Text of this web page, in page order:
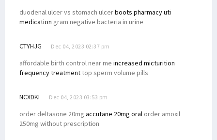
duodenal ulcer vs stomach ulcerboots pharmacy uti
medication gram negative bacteria in urine
CTYHJG Dec 04, 2023 02:37 pm
affordable birth control near me increased micturition
frequency treatmenttop sperm volume pills
NCXDKI Dec 04, 2023 03:53 pm
order deltasone 20mg accutane 20mg oral order amoxil
250mg without prescription